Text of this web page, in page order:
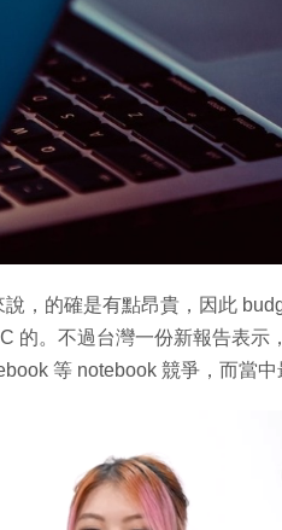
，的確是有點昂貴，因此
的。不過台灣一份新報告表示
等 notebook 競爭，而當中